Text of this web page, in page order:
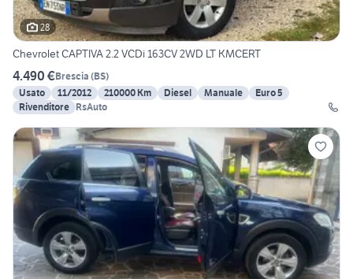
28
Chevrolet CAPTIVA 2.2 VCDi 163CV 2WD LT KMCERT
4.490 €Brescia (BS)
Usato
11/2012 210000 Km Diesel Manuale
Euro 5
Rivenditore RsAuto